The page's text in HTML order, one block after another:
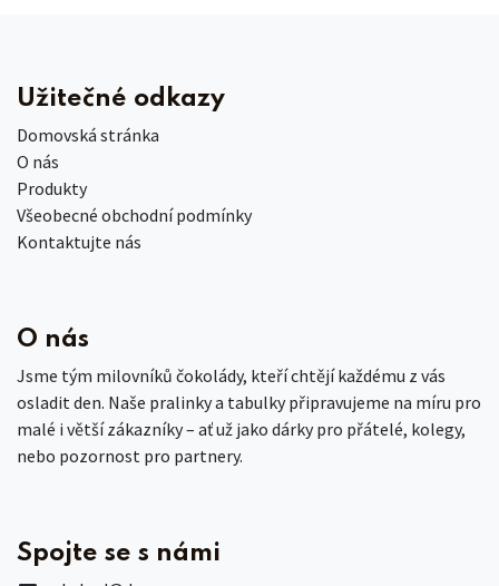
Užitečné odkazy
Domovská stránka
O nás
Produkty
Všeobecné obchodní podmínky
Kontaktujte nás
O nás
Jsme tým milovníků čokolády, kteří chtějí každému z vás
osladit den. Naše pralinky a tabulky připravujeme na míru pro
malé i větší zákazníky – ať už jako dárky pro přátelé, kolegy,
nebo pozornost pro partnery.
Spojte se s námi